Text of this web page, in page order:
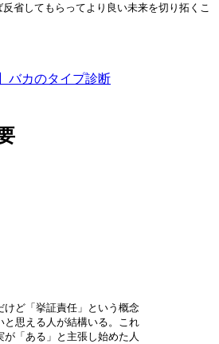
省してもらってより良い未来を切り拓くこ
バカのタイプ診断
けど「挙証責任」という概念
と思える人が結構いる。これ
が「ある」と主張し始めた人